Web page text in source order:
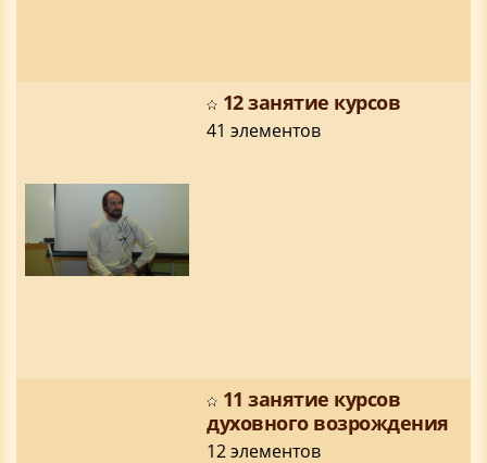
12 занятие курсов
41 элементов
11 занятие курсов
духовного возрождения
12 элементов